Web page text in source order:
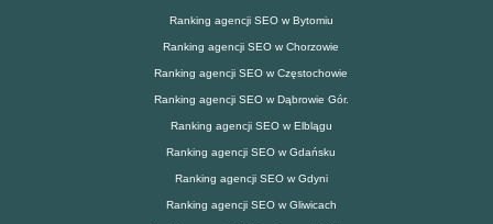
Ranking agencji SEO w Bytomiu
Ranking agencji SEO w Chorzowie
Ranking agencji SEO w Częstochowie
Ranking agencji SEO w Dąbrowie Gór.
Ranking agencji SEO w Elblągu
Ranking agencji SEO w Gdańsku
Ranking agencji SEO w Gdyni
Ranking agencji SEO w Gliwicach